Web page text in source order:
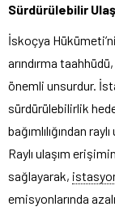
Sürdürülebilir
İskoçya
arındırma
önemli unsurdur.
sürdürülebilirlik
bağımlılığından
Raylı ulaşım
sağlayarak,
emisyonlarında